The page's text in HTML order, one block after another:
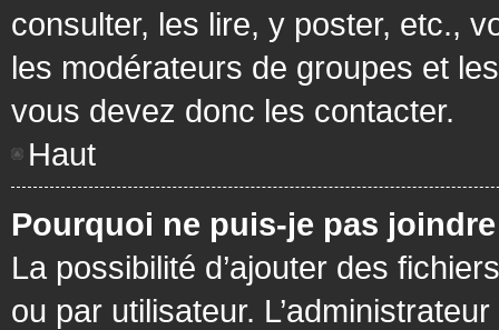
consulter, les lire, y poster, etc.,
les modérateurs de groupes et
vous devez donc les contacter.
Haut
Pourquoi ne puis-je pas
La possibilité d’ajouter des
ou par utilisateur.